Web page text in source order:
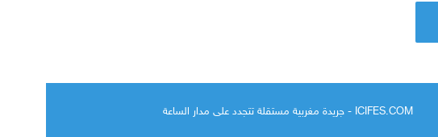
ICIFES.COM - جريدة مغربية مستقلة تتجدد على مدار الساعة